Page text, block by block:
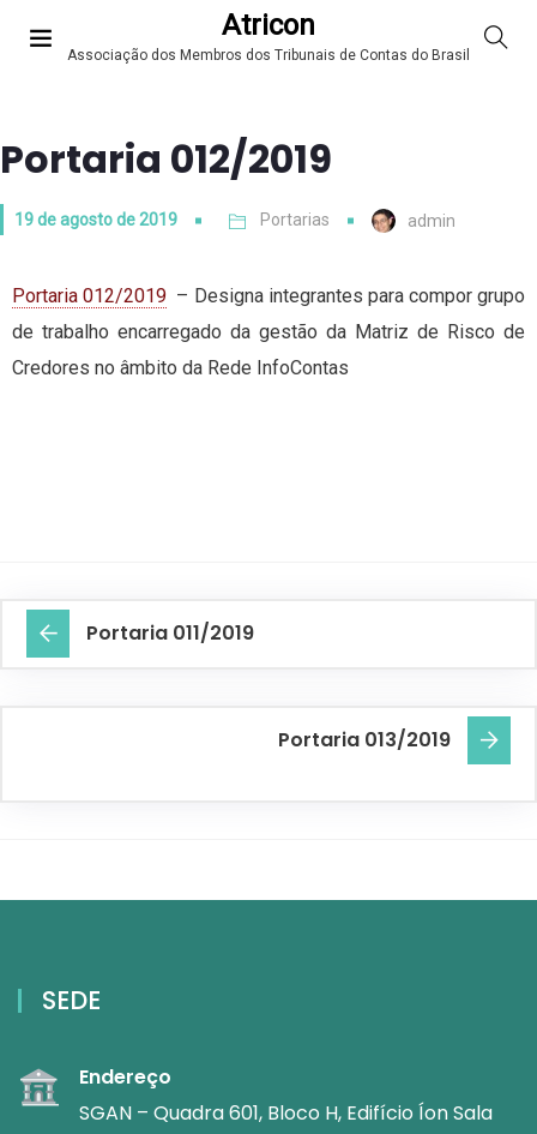
Atricon
Associação dos Membros dos Tribunais de Contas do Brasil
Portaria 012/2019
19 de agosto de 2019 Portarias admin
Portaria 012/2019 – Designa integrantes para compor grupo
de trabalho encarregado da gestão da Matriz de Risco de
Credores no âmbito da Rede InfoContas
Portaria 011/2019
Portaria 013/2019
SEDE
Endereço
SGAN – Quadra 601, Bloco H, Edifício Íon Sala